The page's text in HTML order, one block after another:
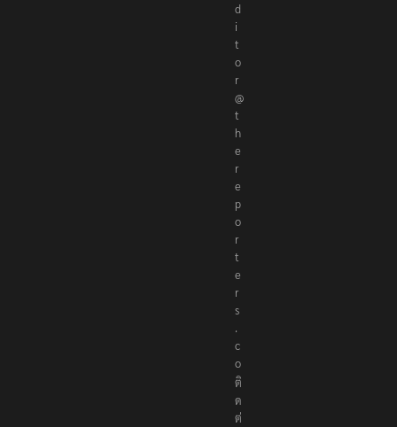
i
t
o
r
@
t
h
e
r
e
p
o
r
t
e
r
s
.
c
o
ติ
ด
ต่
อ